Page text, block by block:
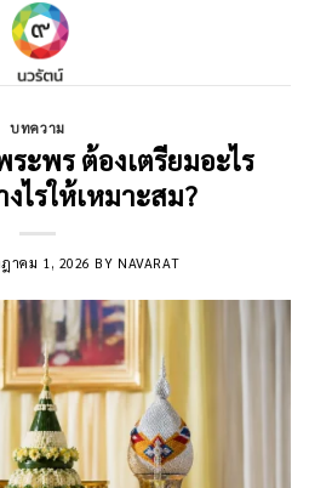
บทความ
ะพร ต้องเตรียมอะไร
ไรให้เหมาะสม?
าคม 1, 2026 BY NAVARAT